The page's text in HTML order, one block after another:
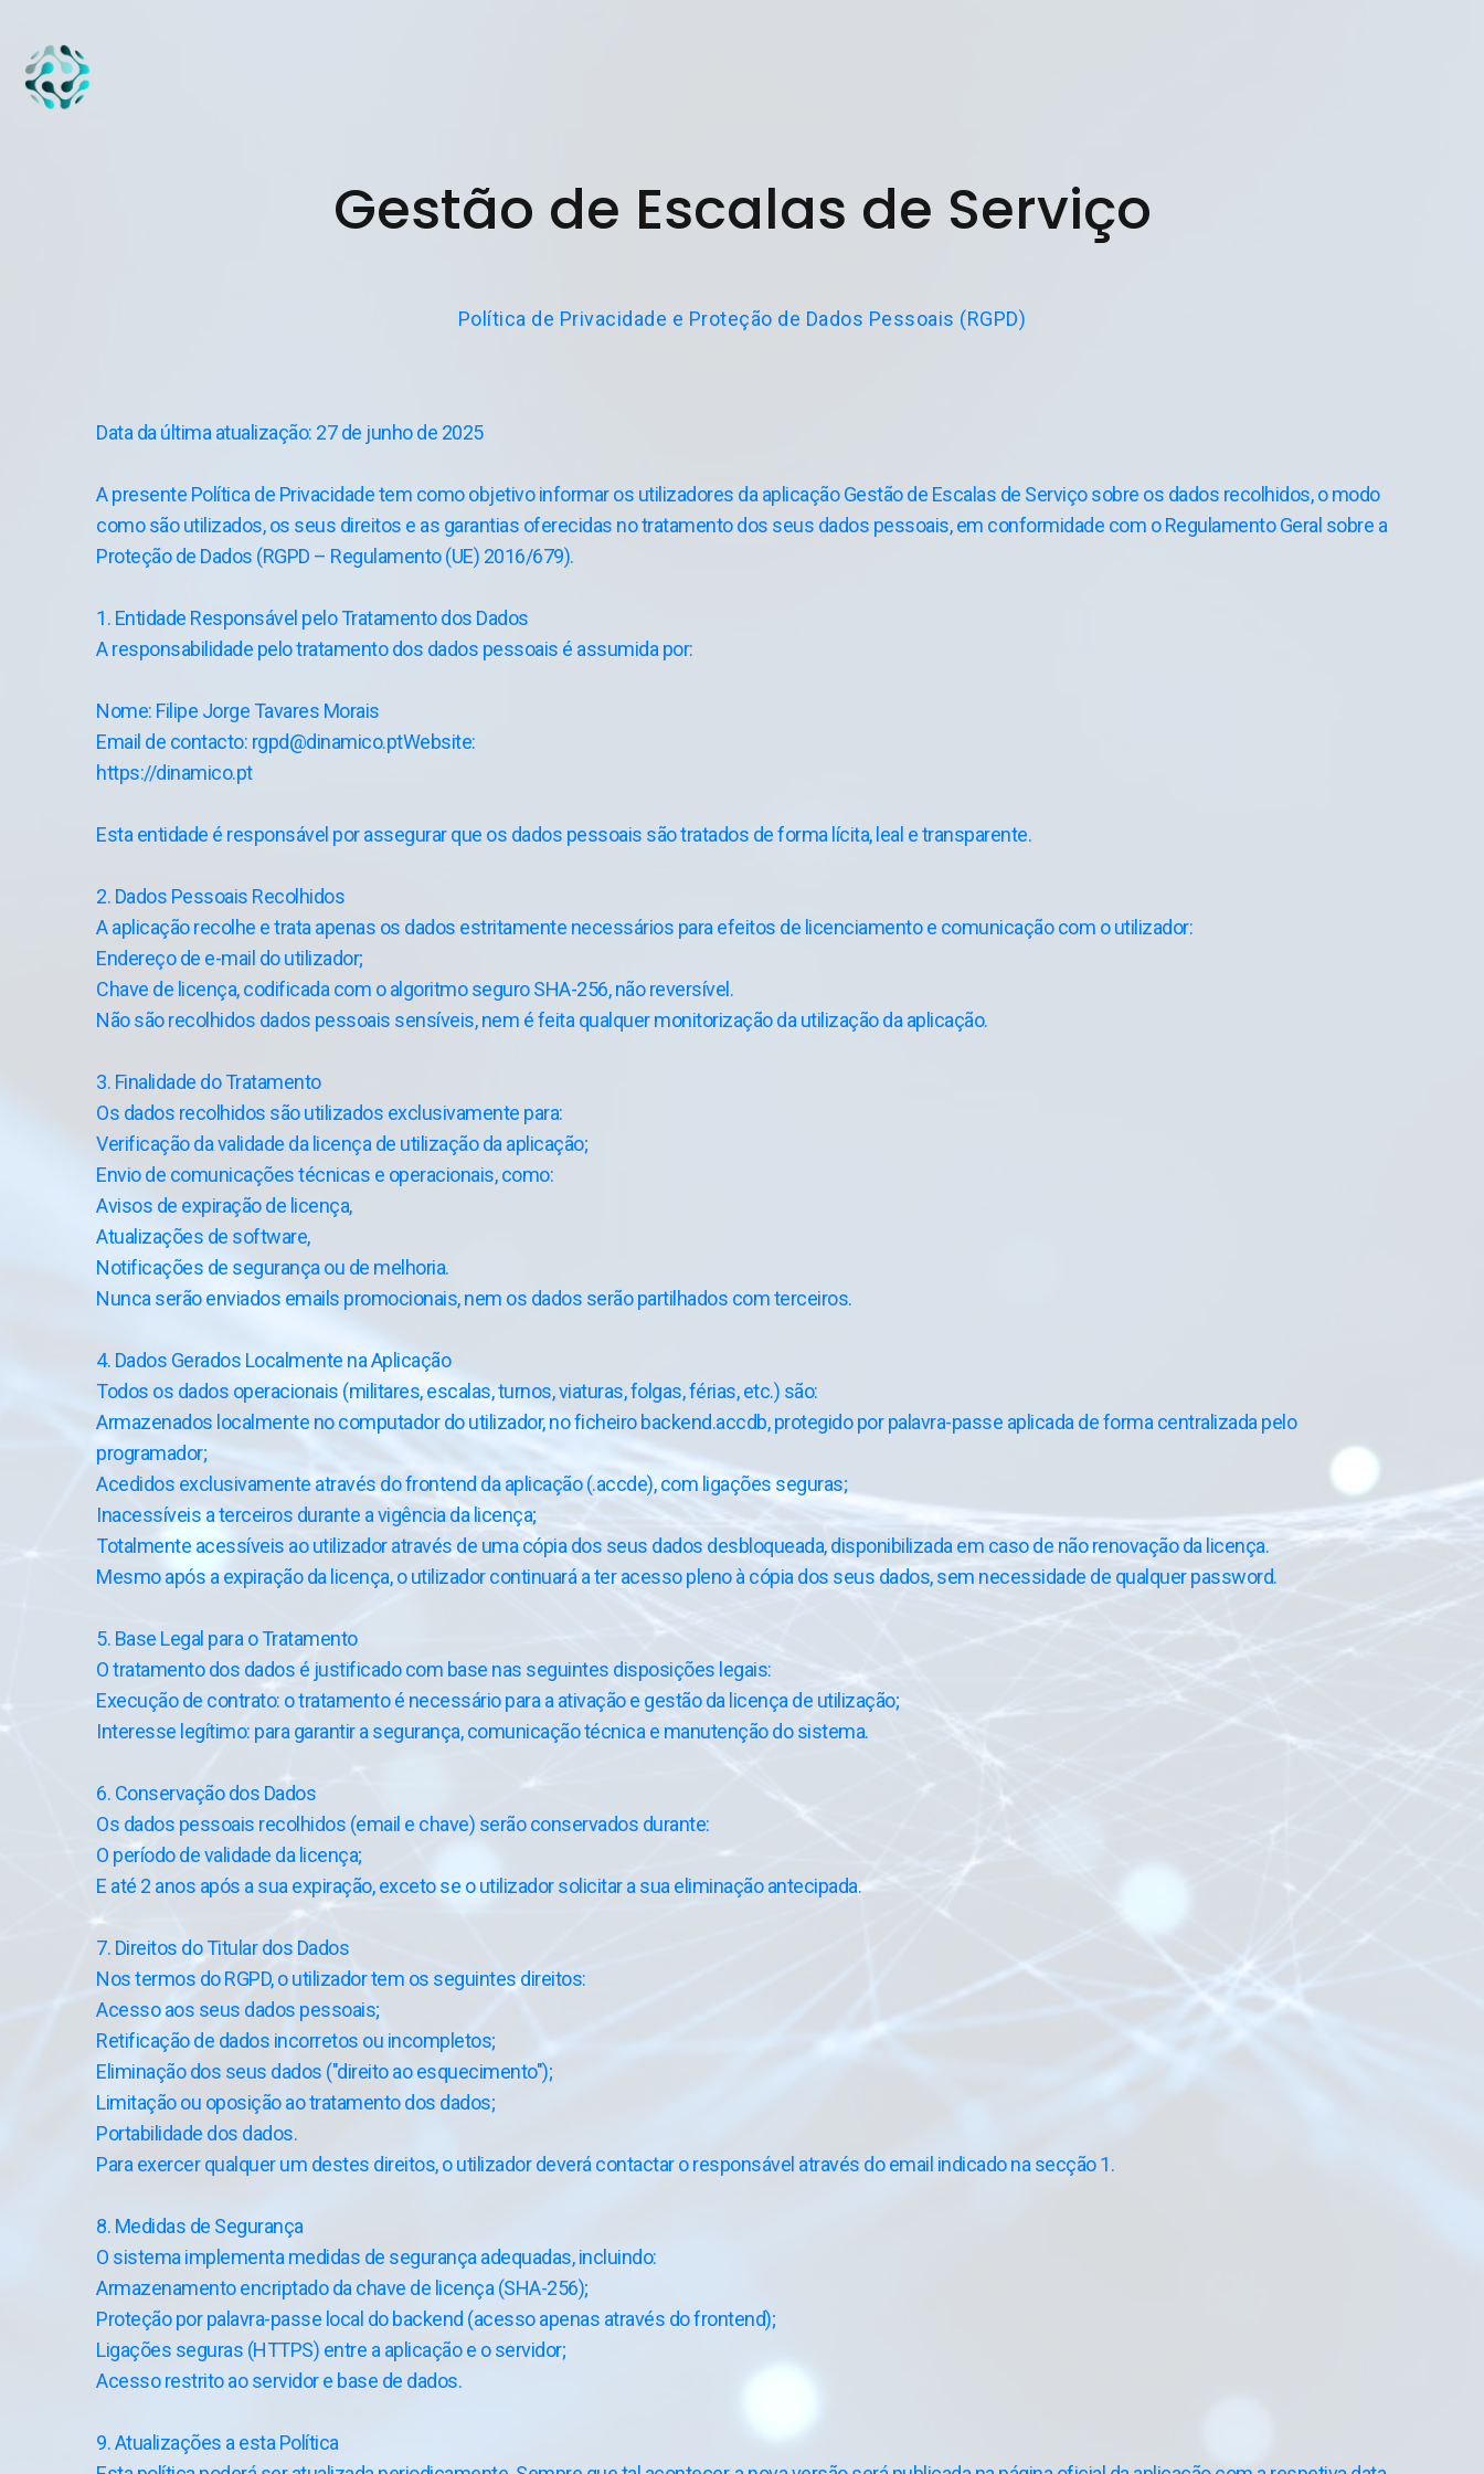
Gestão de Escalas de Serviço
Política de Privacidade e Proteção de Dados Pessoais (RGPD)
Data da última atualização: 27 de junho de 2025
A presente Política de Privacidade tem como objetivo informar os utilizadores da aplicação Gestão de Escalas de Serviço sobre os dados recolhidos, o modo
como são utilizados, os seus direitos e as garantias oferecidas no tratamento dos seus dados pessoais, em conformidade com o Regulamento Geral sobre a
Proteção de Dados (RGPD – Regulamento (UE) 2016/679).
1. Entidade Responsável pelo Tratamento dos Dados
A responsabilidade pelo tratamento dos dados pessoais é assumida por:
Nome: Filipe Jorge Tavares Morais
Email de contacto: rgpd@dinamico.ptWebsite:
https://dinamico.pt
Esta entidade é responsável por assegurar que os dados pessoais são tratados de forma lícita, leal e transparente.
2. Dados Pessoais Recolhidos
A aplicação recolhe e trata apenas os dados estritamente necessários para efeitos de licenciamento e comunicação com o utilizador:
Endereço de e-mail do utilizador;
Chave de licença, codificada com o algoritmo seguro SHA-256, não reversível.
Não são recolhidos dados pessoais sensíveis, nem é feita qualquer monitorização da utilização da aplicação.
3. Finalidade do Tratamento
Os dados recolhidos são utilizados exclusivamente para:
Verificação da validade da licença de utilização da aplicação;
Envio de comunicações técnicas e operacionais, como:
Avisos de expiração de licença,
Atualizações de software,
Notificações de segurança ou de melhoria.
Nunca serão enviados emails promocionais, nem os dados serão partilhados com terceiros.
4. Dados Gerados Localmente na Aplicação
Todos os dados operacionais (militares, escalas, turnos, viaturas, folgas, férias, etc.) são:
Armazenados localmente no computador do utilizador, no ficheiro backend.accdb, protegido por palavra-passe aplicada de forma centralizada pelo
programador;
Acedidos exclusivamente através do frontend da aplicação (.accde), com ligações seguras;
Inacessíveis a terceiros durante a vigência da licença;
Totalmente acessíveis ao utilizador através de uma cópia dos seus dados desbloqueada, disponibilizada em caso de não renovação da licença.
Mesmo após a expiração da licença, o utilizador continuará a ter acesso pleno à cópia dos seus dados, sem necessidade de qualquer password.
5. Base Legal para o Tratamento
O tratamento dos dados é justificado com base nas seguintes disposições legais:
Execução de contrato: o tratamento é necessário para a ativação e gestão da licença de utilização;
Interesse legítimo: para garantir a segurança, comunicação técnica e manutenção do sistema.
6. Conservação dos Dados
Os dados pessoais recolhidos (email e chave) serão conservados durante:
O período de validade da licença;
E até 2 anos após a sua expiração, exceto se o utilizador solicitar a sua eliminação antecipada.
7. Direitos do Titular dos Dados
Nos termos do RGPD, o utilizador tem os seguintes direitos:
Acesso aos seus dados pessoais;
Retificação de dados incorretos ou incompletos;
Eliminação dos seus dados ("direito ao esquecimento");
Limitação ou oposição ao tratamento dos dados;
Portabilidade dos dados.
Para exercer qualquer um destes direitos, o utilizador deverá contactar o responsável através do email indicado na secção 1.
8. Medidas de Segurança
O sistema implementa medidas de segurança adequadas, incluindo:
Armazenamento encriptado da chave de licença (SHA-256);
Proteção por palavra-passe local do backend (acesso apenas através do frontend);
Ligações seguras (HTTPS) entre a aplicação e o servidor;
Acesso restrito ao servidor e base de dados.
9. Atualizações a esta Política